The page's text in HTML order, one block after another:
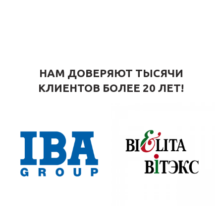
НАМ ДОВЕРЯЮТ ТЫСЯЧИ
КЛИЕНТОВ БОЛЕЕ 20 ЛЕТ!